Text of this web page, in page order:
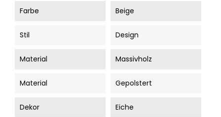
Farbe Beige
Stil Design
Material Massivholz
Material Gepolstert
Dekor Eiche